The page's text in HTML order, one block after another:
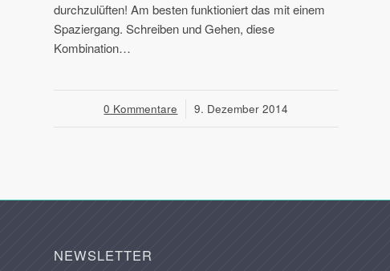
durchzulüften! Am besten funktioniert das mit einem
Spaziergang. Schreiben und Gehen, diese
Kombination…
0 Kommentare
/ 9. Dezember 2014
NEWSLETTER